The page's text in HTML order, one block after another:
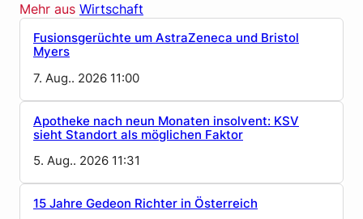
Mehr aus Wirtschaft
Fusionsgerüchte um AstraZeneca und Bristol
Myers
7. Aug.. 2026 11:00
Apotheke nach neun Monaten insolvent: KSV
sieht Standort als möglichen Faktor
5. Aug.. 2026 11:31
15 Jahre Gedeon Richter in Österreich